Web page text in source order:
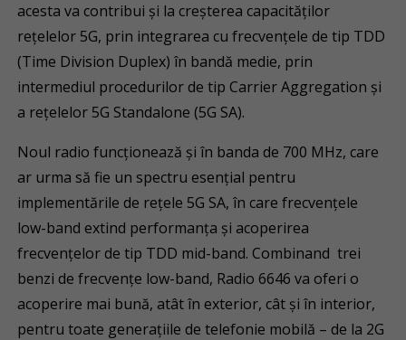
acesta va contribui și la creșterea capacităților
rețelelor 5G, prin integrarea cu frecvențele de tip TDD
(Time Division Duplex) în bandă medie, prin
intermediul procedurilor de tip Carrier Aggregation și
a rețelelor 5G Standalone (5G SA).
Noul radio funcționează și în banda de 700 MHz, care
ar urma să fie un spectru esențial pentru
implementările de rețele 5G SA, în care frecvențele
low-band extind performanța și acoperirea
frecvențelor de tip TDD mid-band. Combinand trei
benzi de frecvențe low-band, Radio 6646 va oferi o
acoperire mai bună, atât în ​​exterior, cât și în interior,
pentru toate generațiile de telefonie mobilă – de la 2G